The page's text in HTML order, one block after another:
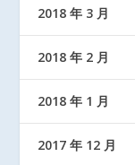
2018 年 3 月
2018 年 2 月
2018 年 1 月
2017 年 12 月